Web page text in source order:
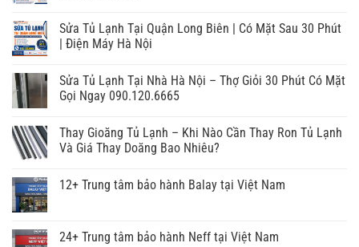
Sửa Tủ Lạnh Tại Quận Long Biên | Có Mặt Sau 30 Phút
| Điện Máy Hà Nội
Sửa Tủ Lạnh Tại Nhà Hà Nội – Thợ Giỏi 30 Phút Có Mặt
Gọi Ngay 090.120.6665
Thay Gioăng Tủ Lạnh – Khi Nào Cần Thay Ron Tủ Lạnh
Và Giá Thay Doăng Bao Nhiêu?
12+ Trung tâm bảo hành Balay tại Việt Nam
24+ Trung tâm bảo hành Neff tại Việt Nam